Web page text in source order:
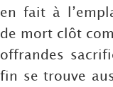
en fait à
de mort clôt
offrandes
fin se trouve